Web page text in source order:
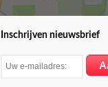
Inschrijven nieuwsbrief